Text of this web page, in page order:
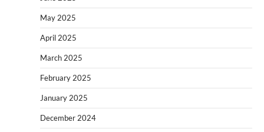
May 2025
April 2025
March 2025
February 2025
January 2025
December 2024